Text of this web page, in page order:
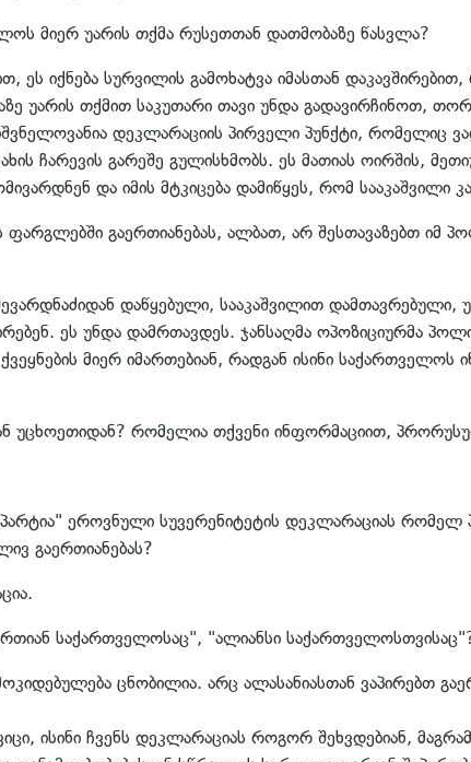
მიერ უარის თქმა რუსეთთან დათმობაზე წასვლა?
ეს იქნება სურვილის გამოხატვა იმასთან
უარის თქმით საკუთარი თავი უნდა გადავირჩინოთ,
დეკლარაციის პირველი პუნქტი, რომელიც
ჩარევის გარეშე გულისხმობს. ეს მათიას ოირშის,
და იმის მტკიცება დამიწყეს, რომ სააკაშვილი
ფარგლებში გაერთიანებას, ალბათ, არ შესთავაზებთ
დაწყებული, სააკაშვილით დამთავრებული,
ეს უნდა დამრთავდეს. ჯანსაღმა ოპოზიციურმა
მიერ იმართებიან, რადგან ისინი საქართველოს
უცხოეთიდან? რომელია თქვენი ინფორმაციით,
ეროვნული სუვერენიტეტის დეკლარაციას რომელ
გაერთიანებას?
საქართველოსაც", "ალიანსი
ცნობილია. არც ალასანიასთან ვაპირებთ
ისინი ჩვენს დეკლარაციას როგორ შეხვდებიან,